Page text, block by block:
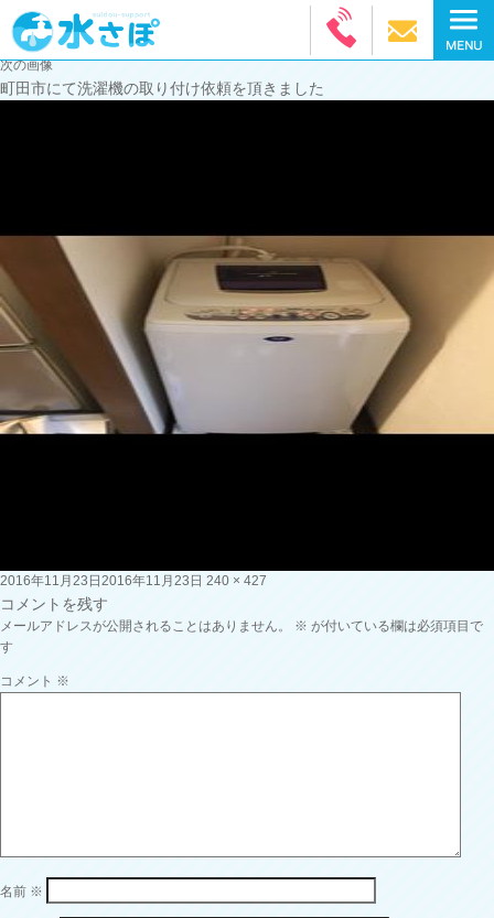
次の画像
町田市にて洗濯機の取り付け依頼を頂きました
投
稿
日:
2016年11月23日 2016年11月23日 フ
サ
240 × 427
コメントを残す
メールアドレスが公開されることはありません。 ※ が付いている欄は必須項目で
す
コメント ※
名前 ※